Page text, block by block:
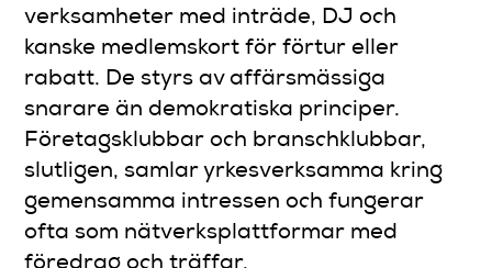
verksamheter med inträde, DJ och
kanske medlemskort för förtur eller
rabatt. De styrs av affärsmässiga
snarare än demokratiska principer.
Företagsklubbar och branschklubbar,
slutligen, samlar yrkesverksamma kring
gemensamma intressen och fungerar
ofta som nätverksplattformar med